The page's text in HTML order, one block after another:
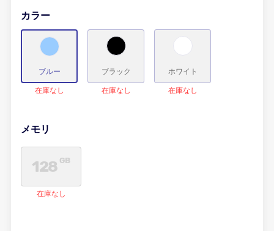
カラー
ブルー
在庫なし
ブラック
在庫なし
ホワイト
在庫なし
メモリ
128 GB
在庫なし